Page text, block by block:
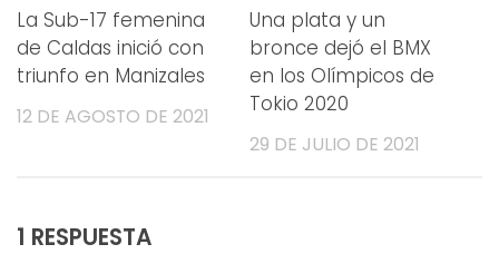
La Sub-17 femenina
de Caldas inició con
triunfo en Manizales
12 DE AGOSTO DE 2021
Una plata y un
bronce dejó el BMX
en los Olímpicos de
Tokio 2020
29 DE JULIO DE 2021
1 RESPUESTA